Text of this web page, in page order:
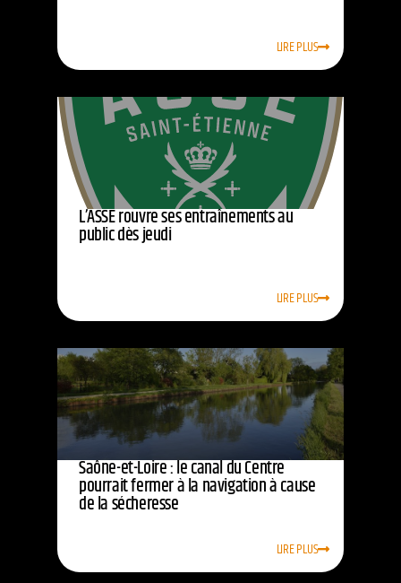
LIRE PLUS
L’ASSE rouvre ses entraînements au
public dès jeudi
LIRE PLUS
Saône-et-Loire : le canal du Centre
pourrait fermer à la navigation à cause
de la sécheresse
LIRE PLUS